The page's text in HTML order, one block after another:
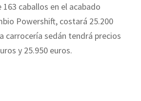
caballos en el acabado
Powershift, costará 25.200
carrocería sedán tendrá precios
y 25.950 euros.